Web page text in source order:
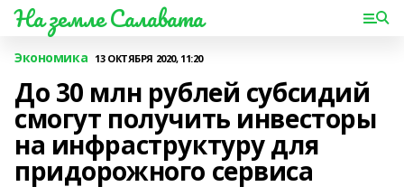
На земле Салавата
Экономика 13 ОКТЯБРЯ 2020, 11:20
До 30 млн рублей субсидий
смогут получить инвесторы
на инфраструктуру для
придорожного сервиса